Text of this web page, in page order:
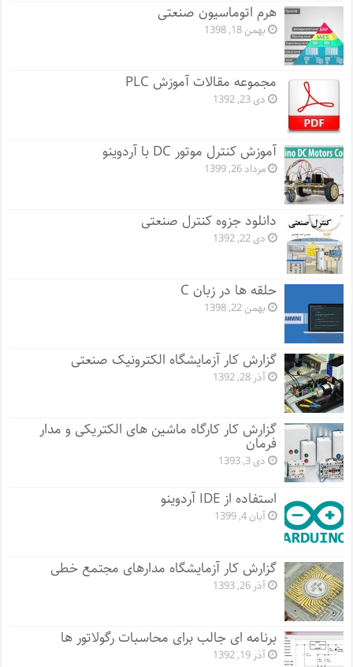
هرم اتوماسیون صنعتی
بهمن 18, 1398
مجموعه مقالات آموزش PLC
دی 23, 1392
آموزش کنترل موتور DC با آردوینو
مرداد 26, 1399
دانلود جزوه کنترل صنعتی
دی 22, 1392
حلقه ها در زبان C
بهمن 22, 1398
گزارش کار آزمایشگاه الکترونیک صنعتی
آذر 28, 1392
گزارش کار کارگاه ماشین های الکتریکی و مدار
فرمان
دی 3, 1393
استفاده از IDE آردوینو
آبان 4, 1399
گزارش کار آزمایشگاه مدارهای مجتمع خطی
آذر 26, 1393
برنامه ای جالب برای محاسبات رگولاتور ها
آذر 19, 1392